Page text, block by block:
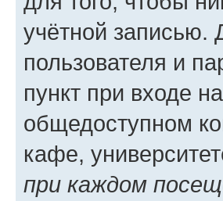
учётной записью.
пользователя и
пункт при входе
общедоступном
кафе,
при каждом